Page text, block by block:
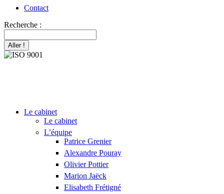
Contact
Recherche :
Le cabinet
Le cabinet
L’équipe
Patrice Grenier
Alexandre Pouray
Olivier Pottier
Marion Jaëck
Elisabeth Frétigné